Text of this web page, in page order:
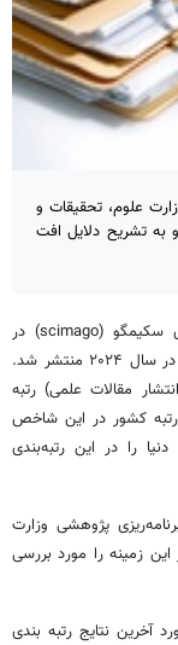
علوم، تحقیقات و
و به تشریح دلایل افت
، هفته گذشته آخرین رتبه‌بندی سکیمگو (scimago) در
مورد وضعیت کشورهای مختلف از نظر انتشارات علمی در سال ۲۰۲۴ منتشر شد.
مقالات علمی) رتبه
کشور در این شاخص
را در این رتبه‌بندی
پژوهشی وزارت
زمینه را مورد بررسی
آخرین نتایج رتبه بندی